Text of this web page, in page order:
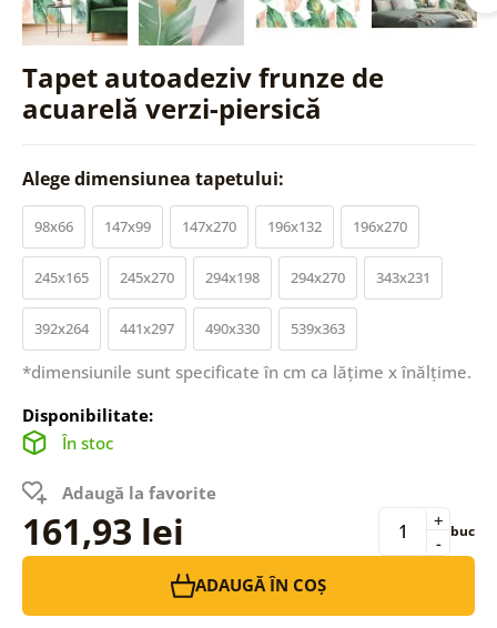
Tapet autoadeziv frunze de
acuarelă verzi-piersică
Alege dimensiunea tapetului:
98x66 147x99 147x270 196x132 196x270
245x165 245x270 294x198 294x270 343x231
392x264 441x297 490x330 539x363
*dimensiunile sunt specificate în cm ca lățime x înălțime.
Disponibilitate:
În stoc
Adaugă la favorite
161,93 lei -
+ buc
ADAUGĂ ÎN COȘ